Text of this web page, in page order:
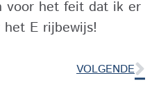
voor het feit dat ik er
E rijbewijs!
VOLGENDE